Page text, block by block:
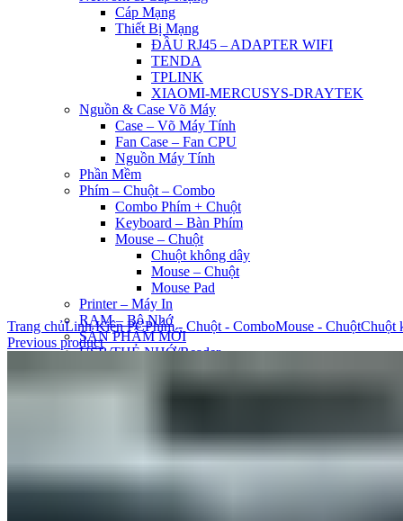
Cáp Mạng
Thiết Bị Mạng
ĐẦU RJ45 – ADAPTER WIFI
TENDA
TPLINK
XIAOMI-MERCUSYS-DRAYTEK
Nguồn & Case Võ Máy
Case – Võ Máy Tính
Fan Case – Fan CPU
Nguồn Máy Tính
Phần Mềm
Phím – Chuột – Combo
Combo Phím + Chuột
Keyboard – Bàn Phím
Mouse – Chuột
Chuột không dây
Mouse – Chuột
Mouse Pad
Printer – Máy In
RAM – Bộ Nhớ
SẢN PHẨM MỚI
USB/THẺ NHỚ/Reader
Sound USB – Sound Card
VGA – Thiết Bị Đồ Họa
Màn Chiếu – Giá Treo
Click to enlarge
Trang chủLinh Kiện PCPhím - Chuột - ComboMouse - ChuộtChuột
Previous product